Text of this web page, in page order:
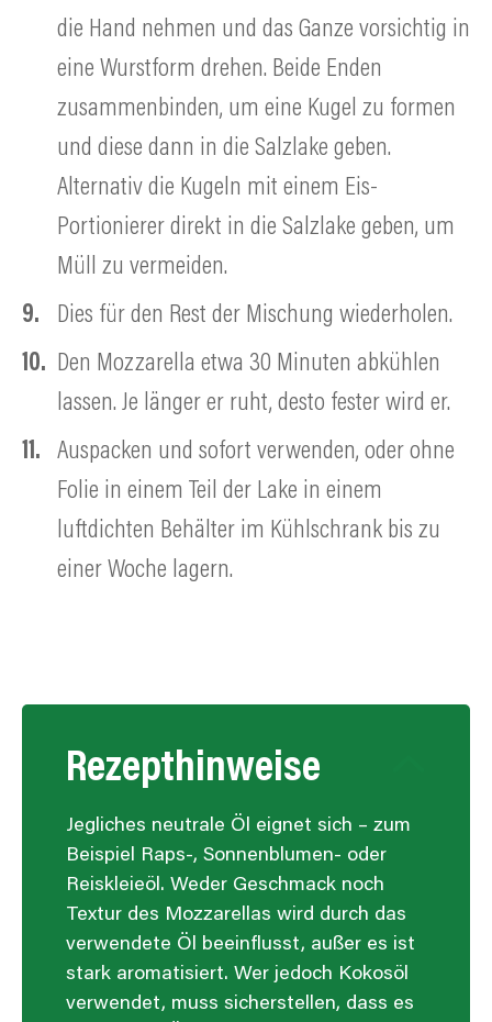
die Hand nehmen und das Ganze vorsichtig in
eine Wurstform drehen. Beide Enden
zusammenbinden, um eine Kugel zu formen
und diese dann in die Salzlake geben.
Alternativ die Kugeln mit einem Eis-
Portionierer direkt in die Salzlake geben, um
Müll zu vermeiden.
Dies für den Rest der Mischung wiederholen.
Den Mozzarella etwa 30 Minuten abkühlen
lassen. Je länger er ruht, desto fester wird er.
Auspacken und sofort verwenden, oder ohne
Folie in einem Teil der Lake in einem
luftdichten Behälter im Kühlschrank bis zu
einer Woche lagern.
Rezepthinweise
Jegliches neutrale Öl eignet sich – zum
Beispiel Raps-, Sonnenblumen- oder
Reiskleieöl. Weder Geschmack noch
Textur des Mozzarellas wird durch das
verwendete Öl beeinflusst, außer es ist
stark aromatisiert. Wer jedoch Kokosöl
verwendet, muss sicherstellen, dass es